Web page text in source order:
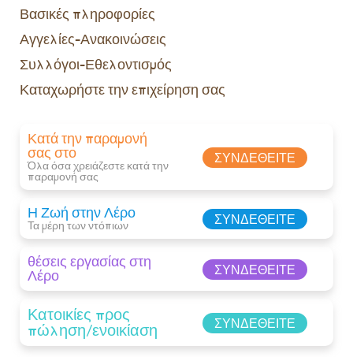
Βασικές πληροφορίες
Αγγελίες-Ανακοινώσεις
Συλλόγοι-Εθελοντισμός
Καταχωρήστε την επιχείρηση σας
Κατά την παραμονή
σας στο
Όλα όσα χρειάζεστε κατά την
παραμονή σας​
ΣΥΝΔΕΘΕΊΤΕ
Η Ζωή στην Λέρο
Τα μέρη των ντόπιων ΣΥΝΔΕΘΕΊΤΕ
θέσεις εργασίας στη
Λέρο ΣΥΝΔΕΘΕΊΤΕ
Κατοικίες προς
πώληση/ενοικίαση ΣΥΝΔΕΘΕΊΤΕ